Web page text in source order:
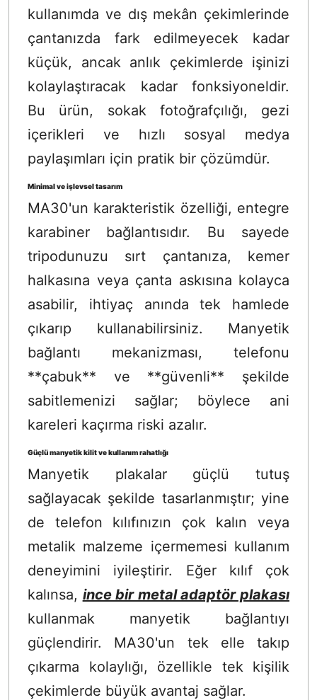
kullanımda ve dış mekân çekimlerinde
çantanızda fark edilmeyecek kadar
küçük, ancak anlık çekimlerde işinizi
kolaylaştıracak kadar fonksiyoneldir.
Bu ürün, sokak fotoğrafçılığı, gezi
içerikleri ve hızlı sosyal medya
paylaşımları için pratik bir çözümdür.
Minimal ve işlevsel tasarım
MA30'un karakteristik özelliği, entegre
karabiner bağlantısıdır. Bu sayede
tripodunuzu sırt çantanıza, kemer
halkasına veya çanta askısına kolayca
asabilir, ihtiyaç anında tek hamlede
çıkarıp kullanabilirsiniz. Manyetik
bağlantı mekanizması, telefonu
**çabuk** ve **güvenli** şekilde
sabitlemenizi sağlar; böylece ani
kareleri kaçırma riski azalır.
Güçlü manyetik kilit ve kullanım rahatlığı
Manyetik plakalar güçlü tutuş
sağlayacak şekilde tasarlanmıştır; yine
de telefon kılıfınızın çok kalın veya
metalik malzeme içermemesi kullanım
deneyimini iyileştirir. Eğer kılıf çok
kalınsa, ince bir metal adaptör plakası
kullanmak manyetik bağlantıyı
güçlendirir. MA30'un tek elle takıp
çıkarma kolaylığı, özellikle tek kişilik
çekimlerde büyük avantaj sağlar.